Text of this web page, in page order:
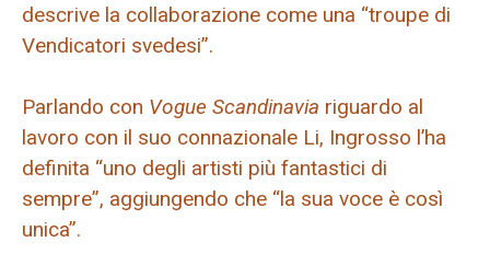
descrive la collaborazione come una “troupe di
Vendicatori svedesi”.
Parlando con Vogue Scandinavia riguardo al
lavoro con il suo connazionale Li, Ingrosso l’ha
definita “uno degli artisti più fantastici di
sempre”, aggiungendo che “la sua voce è così
unica”.